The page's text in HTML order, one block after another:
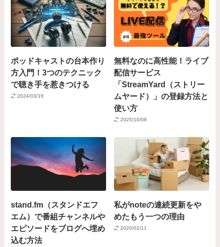
ポッドキャストの台本作り
方入門！3つのテクニック
で聴き手を惹きつける
2024/03/16
無料なのに高性能！ライブ
配信サービス
「StreamYard（ストリー
ムヤード）」の登録方法と
使い方
2025/10/08
stand.fm（スタンドエフ
エム）で番組チャンネルや
エピソードをブログへ埋め
込む方法
私がnoteの連続更新をや
めたもう一つの理由
2020/02/11